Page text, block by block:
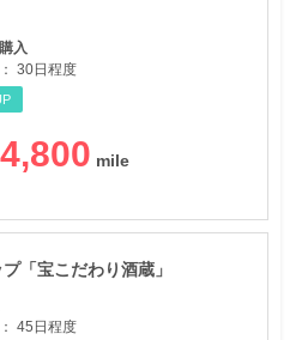
入
30日程度
4,800
「宝こだわり酒蔵」
45日程度